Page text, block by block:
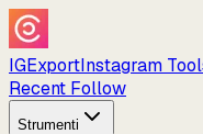
IGExportInstagram
Recent Follow
Strumenti